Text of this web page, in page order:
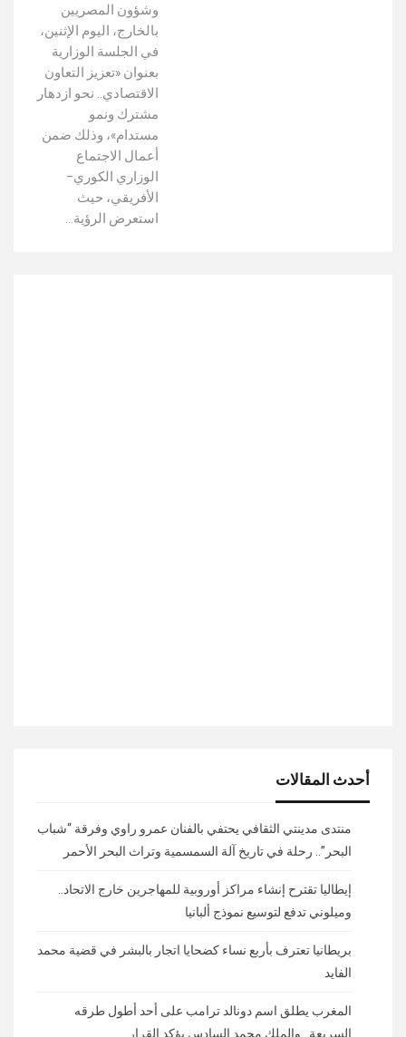
وشؤون المصريين
بالخارج، اليوم الإثنين،
في الجلسة الوزارية
بعنوان «تعزيز التعاون
الاقتصادي.. نحو ازدهار
مشترك ونمو
مستدام»، وذلك ضمن
أعمال الاجتماع
الوزاري الكوري–
الأفريقي، حيث
استعرض الرؤية…
أحدث المقالات
منتدى مدينتي الثقافي يحتفي بالفنان عمرو راوي وفرقة “شباب
البحر”.. رحلة في تاريخ آلة السمسمية وتراث البحر الأحمر
إيطاليا تقترح إنشاء مراكز أوروبية للمهاجرين خارج الاتحاد..
وميلوني تدفع لتوسيع نموذج ألبانيا
بريطانيا تعترف بأربع نساء كضحايا اتجار بالبشر في قضية محمد
الفايد
المغرب يطلق اسم دونالد ترامب على أحد أطول طرقه
السريعة.. والملك محمد السادس يؤكد القرار